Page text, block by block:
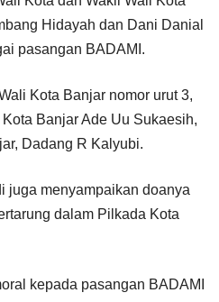
Hidayah dan Dani Danial
pasangan BADAMI.
Kota Banjar nomor urut 3,
Banjar Ade Uu Sukaesih,
Dadang R Kalyubi.
juga menyampaikan doanya
dalam Pilkada Kota
kepada pasangan BADAMI